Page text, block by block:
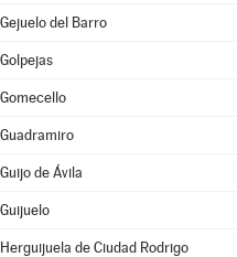
Gejuelo del Barro
Golpejas
Gomecello
Guadramiro
Guijo de Ávila
Guijuelo
Herguijuela de Ciudad Rodrigo